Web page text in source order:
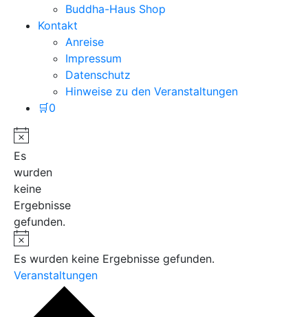
Buddha-Haus Shop
Kontakt
Anreise
Impressum
Datenschutz
Hinweise zu den Veranstaltungen
🛒0
Es
wurden
keine
Ergebnisse
gefunden.
Es wurden keine Ergebnisse gefunden.
Veranstaltungen